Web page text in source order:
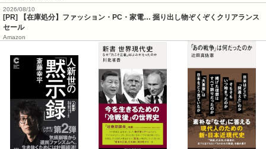
2026/08/10
[PR] 【在庫処分】ファッション・PC・家電… 掘り出し物ぞくぞくクリアランス
セール
Amazon